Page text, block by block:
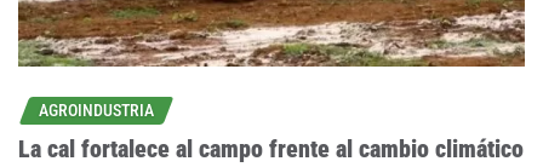
AGROINDUSTRIA
La cal fortalece al campo frente al cambio climático